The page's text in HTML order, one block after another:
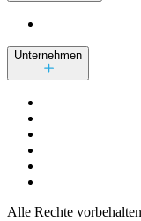
Unternehmen
Alle Rechte